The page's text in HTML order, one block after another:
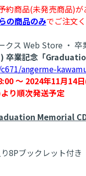
商品(未発売商品)
の商品のみでご注文
ス Web Store ・
卒業記念「
angerme-
～ 2024年11月14
り順次発送予定
Memorial CD
8Pブックレット付き